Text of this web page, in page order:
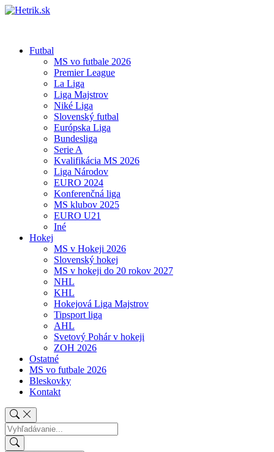
Futbal
MS vo futbale 2026
Premier League
La Liga
Liga Majstrov
Niké Liga
Slovenský futbal
Európska Liga
Bundesliga
Serie A
Kvalifikácia MS 2026
Liga Národov
EURO 2024
Konferenčná liga
MS klubov 2025
EURO U21
Iné
Hokej
MS v Hokeji 2026
Slovenský hokej
MS v hokeji do 20 rokov 2027
NHL
KHL
Hokejová Liga Majstrov
Tipsport liga
AHL
Svetový Pohár v hokeji
ZOH 2026
Ostatné
MS vo futbale 2026
Bleskovky
Kontakt